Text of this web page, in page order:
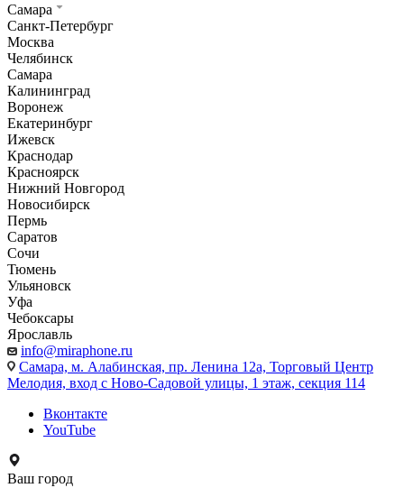
Самара
Санкт-Петербург
Москва
Челябинск
Самара
Калининград
Воронеж
Екатеринбург
Ижевск
Краснодар
Красноярск
Нижний Новгород
Новосибирск
Пермь
Саратов
Сочи
Тюмень
Ульяновск
Уфа
Чебоксары
Ярославль
info@miraphone.ru
Самара, м. Алабинская, пр. Ленина 12а, Торговый Центр
Мелодия, вход с Ново-Садовой улицы, 1 этаж, секция 114
Вконтакте
YouTube
Ваш город